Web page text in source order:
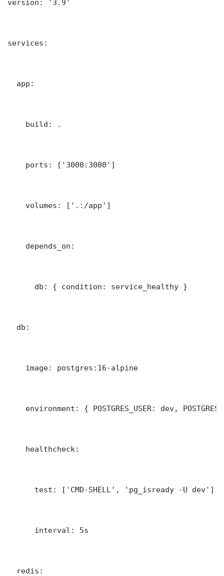
version: '3.9'
services:
  app:
    build: .
    ports: ['3000:3000']
    volumes: ['.:/app']
    depends_on:
      db: { condition: service_healthy }
  db:
    image: postgres:16-alpine
environment: { POSTGRES_USER: dev,
    healthcheck:
      test: ['CMD-SHELL', 'pg_isready -U dev']
      interval: 5s
  redis: